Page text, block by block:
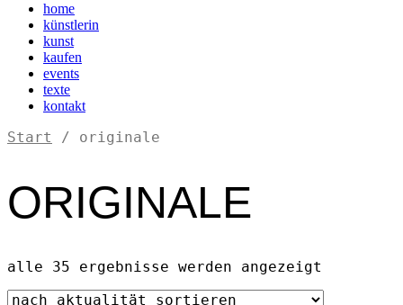
home
künstlerin
kunst
kaufen
events
texte
kontakt
Start / originale
ORIGINALE
alle 35 ergebnisse werden angezeigt